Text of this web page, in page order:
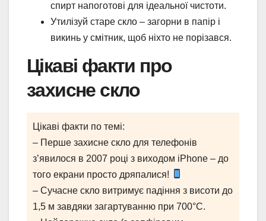
спирт напоготові для ідеальної чистоти.
Утилізуй старе скло – загорни в папір і
викинь у смітник, щоб ніхто не порізався.
Цікаві факти про
захисне скло
Цікаві факти по темі:
– Перше захисне скло для телефонів
з’явилося в 2007 році з виходом iPhone – до
того екрани просто дряпалися!
– Сучасне скло витримує падіння з висоти до
1,5 м завдяки загартуванню при 700°C.